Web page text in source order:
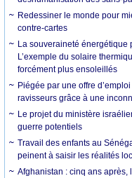
Redessiner le monde pour
contre-cartes
La souveraineté énergétique
L’exemple du solaire
forcément plus ensoleillés
Piégée par une offre
ravisseurs grâce à une
Le projet du ministère
guerre potentiels
Travail des enfants au
peinent à saisir les réalités
Afghanistan : cinq ans après,